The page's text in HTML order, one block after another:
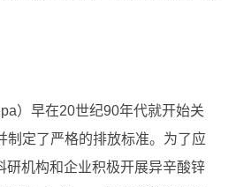
）早在20世纪90年代就开始关
制定了严格的排放标准。为了应
研机构和企业积极开展异辛酸锌